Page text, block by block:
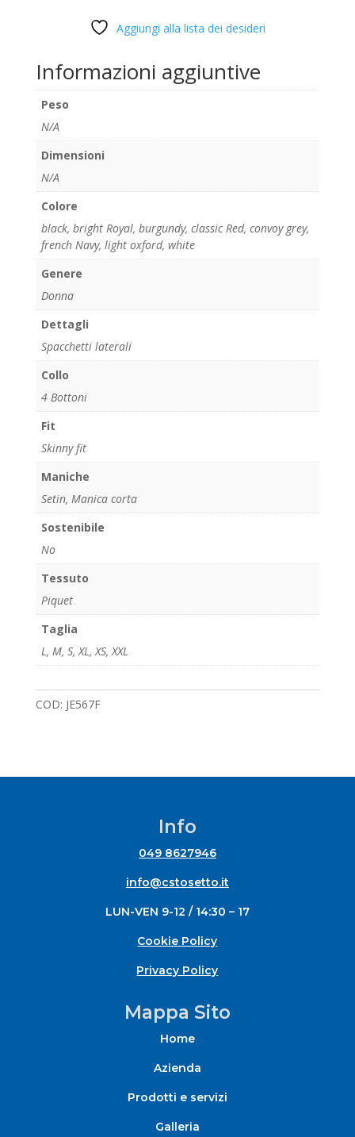
Aggiungi alla lista dei desideri
Informazioni aggiuntive
Peso
N/A
Dimensioni
N/A
Colore
black, bright Royal, burgundy, classic Red, convoy grey,
french Navy, light oxford, white
Genere
Donna
Dettagli
Spacchetti laterali
Collo
4 Bottoni
Fit
Skinny fit
Maniche
Setin, Manica corta
Sostenibile
No
Tessuto
Piquet
Taglia
L , M, S, XL , XS, XXL
COD: JE567F
Info
049 8627946
info@cstosetto.it
LUN-VEN 9-12 / 14:30 – 17
Cookie Policy
Privacy Policy
Mappa Sito
Home
Azienda
Prodotti e servizi
Galleria